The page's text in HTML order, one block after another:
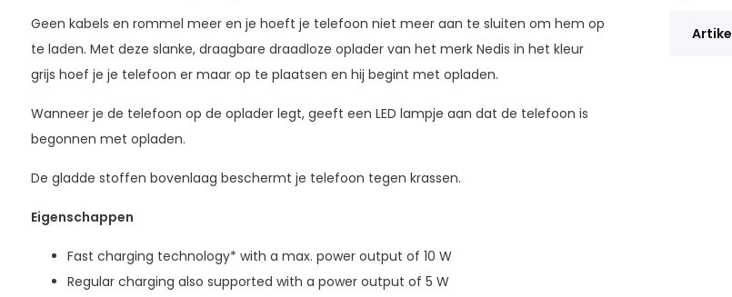
Geen kabels en rommel meer en je hoeft je telefoon niet meer aan te sluiten om hem op
te laden. Met deze slanke, draagbare draadloze oplader van het merk Nedis in het kleur
grijs hoef je je telefoon er maar op te plaatsen en hij begint met opladen.
Wanneer je de telefoon op de oplader legt, geeft een LED lampje aan dat de telefoon is
begonnen met opladen.
De gladde stoffen bovenlaag beschermt je telefoon tegen krassen.
Eigenschappen
Fast charging technology* with a max. power output of 10 W
Regular charging also supported with a power output of 5 W